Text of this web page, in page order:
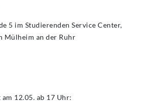
5 im Studierenden Service Center,
Mülheim an der Ruhr
12.05. ab 17 Uhr: